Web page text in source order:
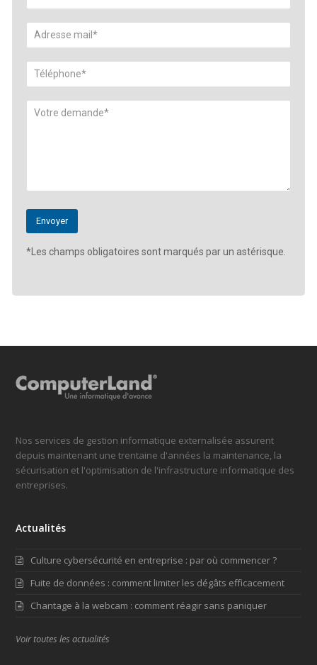
*Les champs obligatoires sont marqués par un astérisque.
Nos services de gestion informatique externalisée assurent
depuis maintenant une trentaine d'années la maintenance, la
sécurisation et l'optimisation de l'infrastructure informatique des
entreprises.
Actualités
Culture cybersécurité en entreprise : par où commencer ?
Fuite de données : comment limiter les dégâts efficacement
Chantage à la webcam : comment réagir sans paniquer
Voir toutes les actualités